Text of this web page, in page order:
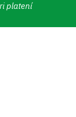
platení